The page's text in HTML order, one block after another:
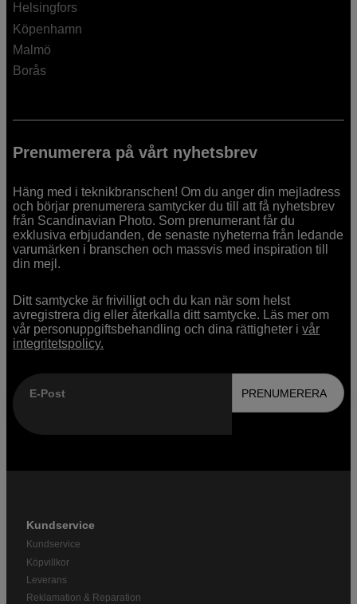
Helsingfors
Köpenhamn
Malmö
Borås
Prenumerera på vårt nyhetsbrev
Häng med i teknikbranschen! Om du anger din mejladress
och börjar prenumerera samtycker du till att få nyhetsbrev
från Scandinavian Photo. Som prenumerant får du
exklusiva erbjudanden, de senaste nyheterna från ledande
varumärken i branschen och massvis med inspiration till
din mejl.
Ditt samtycke är frivilligt och du kan när som helst
avregistrera dig eller återkalla ditt samtycke. Läs mer om
vår personuppgiftsbehandling och dina rättigheter ivår
integritetspolicy.
E-Post PRENUMERERA
Kundservice
Kundservice
Köpvillkor
Leverans
Reklamation & Reparation